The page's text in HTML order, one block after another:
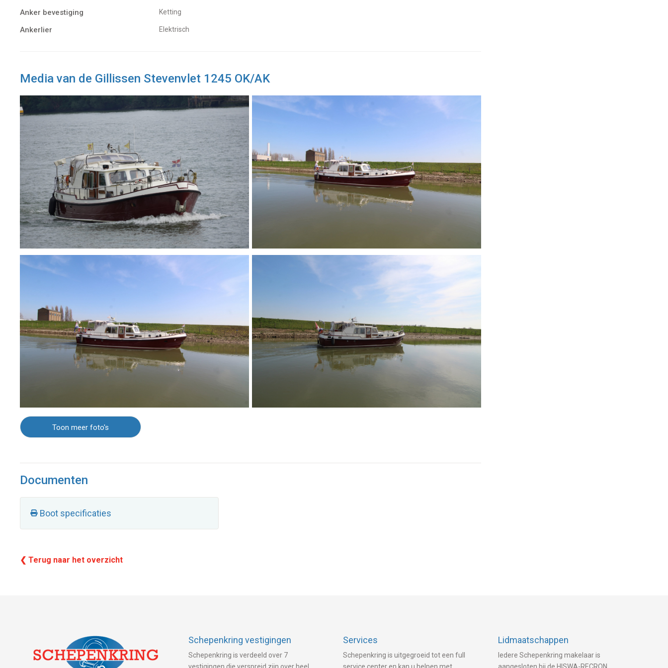
Anker bevestiging Ketting
Ankerlier Elektrisch
Media van de Gillissen Stevenvlet 1245 OK/AK
Toon meer foto's
Documenten
Boot specificaties
❮ Terug naar het overzicht
Schepenkring vestigingen
Schepenkring is verdeeld over 7
vestigingen die verspreid zijn over heel
Services
Schepenkring is uitgegroeid tot een full
service center en kan u helpen met
Lidmaatschappen
Iedere Schepenkring makelaar is
aangesloten bij de HISWA-RECRON